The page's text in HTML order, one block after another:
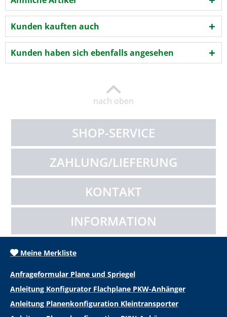
Kunden kauften auch
Kunden haben sich ebenfalls angesehen
nach oben
SHOP-SERVICE
ZAHLUNG/LIEFERUNG
KONTAKT
INFORMATION
Meine Merkliste
Anfrageformular Plane und Spriegel
Anleitung Konfigurator Flachplane PKW-Anhänger
Anleitung Planenkonfiguration Kleintransporter